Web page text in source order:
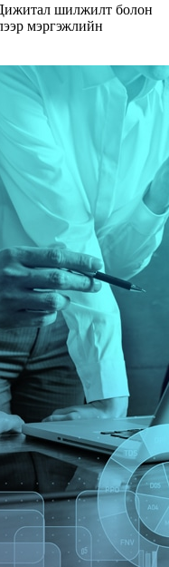
шилжилт болон
мэргэжлийн